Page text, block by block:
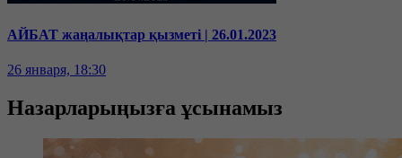
АЙБАТ жаңалықтар қызметі | 26.01.2023
26 января, 18:30
Назарларыңызға ұсынамыз